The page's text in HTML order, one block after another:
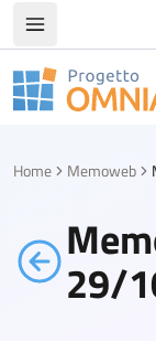
Apri/chiudi
Progetto Omnia
Home Memoweb
29/